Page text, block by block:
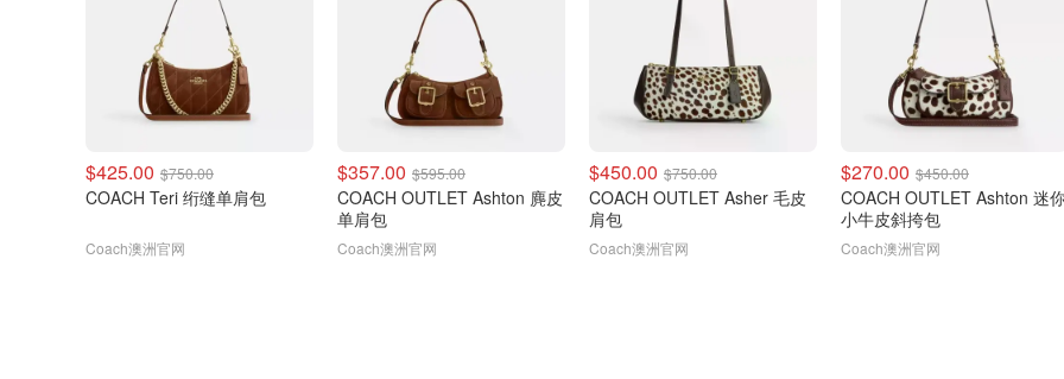
$425.00 $750.00
COACH Teri 绗缝单肩包
Coach澳洲官网
$357.00 $595.00
COACH OUTLET Ashton 麂皮
单肩包
Coach澳洲官网
$450.00 $750.00
COACH OUTLET Asher 毛皮
肩包
Coach澳洲官网
$270.00 $450.00
COACH OUTLET Ashton 迷
小牛皮斜挎包
Coach澳洲官网